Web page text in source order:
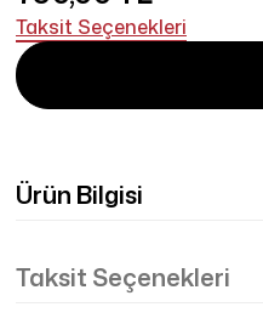
Taksit Seçenekleri
Ürün Bilgisi
Taksit Seçenekleri